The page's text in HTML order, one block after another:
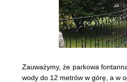
Zauważymy, że parkowa
wody do 12 metrów w górę, a w